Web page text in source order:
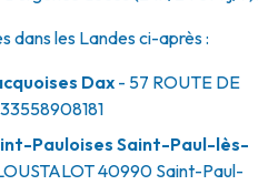
dans les Landes ci-après :
Dax- 57 ROUTE DE
Pauloises Saint-Paul-lès-
40990 Saint-Paul-